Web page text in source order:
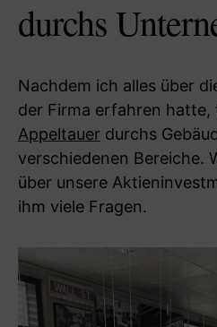
durchs
Nachdem ich alles über
der Firma erfahren hatte,
Appeltauer durchs
verschiedenen Bereiche.
über unsere
ihm viele Fragen.